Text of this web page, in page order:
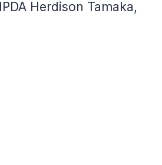
Herdison Tamaka,